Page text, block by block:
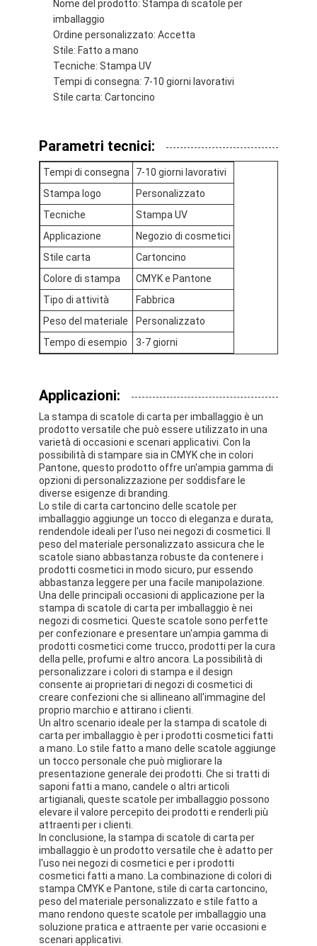
Visita alla fabbrica
Controllo di qualità
Contattaci
stampa di scatole di imballaggio
Scatola d'imballaggio cosmetica
Scatola di imballaggio elettronica
borse di carta del regalo
Contenitore di regalo rigido
scatola di carta pieghevole
scatola di visualizzazione del contatore
Prodotti per la vendita al dettaglio
Etichetta adesiva
Borsa d'imballaggio della maschera facciale
Stampa di opuscoli su misura
Pacchetto rosso personalizzato
Nome del prodotto: Stampa di scatole per
imballaggio
Ordine personalizzato: Accetta
Stile: Fatto a mano
Tecniche: Stampa UV
Tempi di consegna: 7-10 giorni lavorativi
Stile carta: Cartoncino
Parametri tecnici:
Tempi di consegna
7-10 giorni lavorativi
Stampa logo
Personalizzato
Tecniche
Stampa UV
Applicazione
Negozio di cosmetici
Stile carta
Cartoncino
Colore di stampa
CMYK e Pantone
Tipo di attività
Fabbrica
Peso del materiale
Personalizzato
Tempo di esempio
3-7 giorni
Applicazioni:
La stampa di scatole di carta per imballaggio è un
prodotto versatile che può essere utilizzato in una
varietà di occasioni e scenari applicativi. Con la
possibilità di stampare sia in CMYK che in colori
Pantone, questo prodotto offre un'ampia gamma di
opzioni di personalizzazione per soddisfare le
diverse esigenze di branding.
Lo stile di carta cartoncino delle scatole per
imballaggio aggiunge un tocco di eleganza e durata,
rendendole ideali per l'uso nei negozi di cosmetici. Il
peso del materiale personalizzato assicura che le
scatole siano abbastanza robuste da contenere i
prodotti cosmetici in modo sicuro, pur essendo
abbastanza leggere per una facile manipolazione.
Una delle principali occasioni di applicazione per la
stampa di scatole di carta per imballaggio è nei
negozi di cosmetici. Queste scatole sono perfette
per confezionare e presentare un'ampia gamma di
prodotti cosmetici come trucco, prodotti per la cura
della pelle, profumi e altro ancora. La possibilità di
personalizzare i colori di stampa e il design
consente ai proprietari di negozi di cosmetici di
creare confezioni che si allineano all'immagine del
proprio marchio e attirano i clienti.
Un altro scenario ideale per la stampa di scatole di
carta per imballaggio è per i prodotti cosmetici fatti
a mano. Lo stile fatto a mano delle scatole aggiunge
un tocco personale che può migliorare la
presentazione generale dei prodotti. Che si tratti di
saponi fatti a mano, candele o altri articoli
artigianali, queste scatole per imballaggio possono
elevare il valore percepito dei prodotti e renderli più
attraenti per i clienti.
In conclusione, la stampa di scatole di carta per
imballaggio è un prodotto versatile che è adatto per
l'uso nei negozi di cosmetici e per i prodotti
cosmetici fatti a mano. La combinazione di colori di
stampa CMYK e Pantone, stile di carta cartoncino,
peso del materiale personalizzato e stile fatto a
mano rendono queste scatole per imballaggio una
soluzione pratica e attraente per varie occasioni e
scenari applicativi.